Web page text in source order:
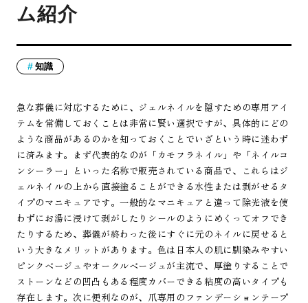
ム紹介
知識
急な葬儀に対応するために、ジェルネイルを隠すための専用アイ
テムを常備しておくことは非常に賢い選択ですが、具体的にどの
ような商品があるのかを知っておくことでいざという時に迷わず
に済みます。まず代表的なのが「カモフラネイル」や「ネイルコ
ンシーラー」といった名称で販売されている商品で、これらはジ
ェルネイルの上から直接塗ることができる水性または剥がせるタ
イプのマニキュアです。一般的なマニキュアと違って除光液を使
わずにお湯に浸けて剥がしたりシールのようにめくってオフでき
たりするため、葬儀が終わった後にすぐに元のネイルに戻せると
いう大きなメリットがあります。色は日本人の肌に馴染みやすい
ピンクベージュやオークルベージュが主流で、厚塗りすることで
ストーンなどの凹凸もある程度カバーできる粘度の高いタイプも
存在します。次に便利なのが、爪専用のファンデーションテープ